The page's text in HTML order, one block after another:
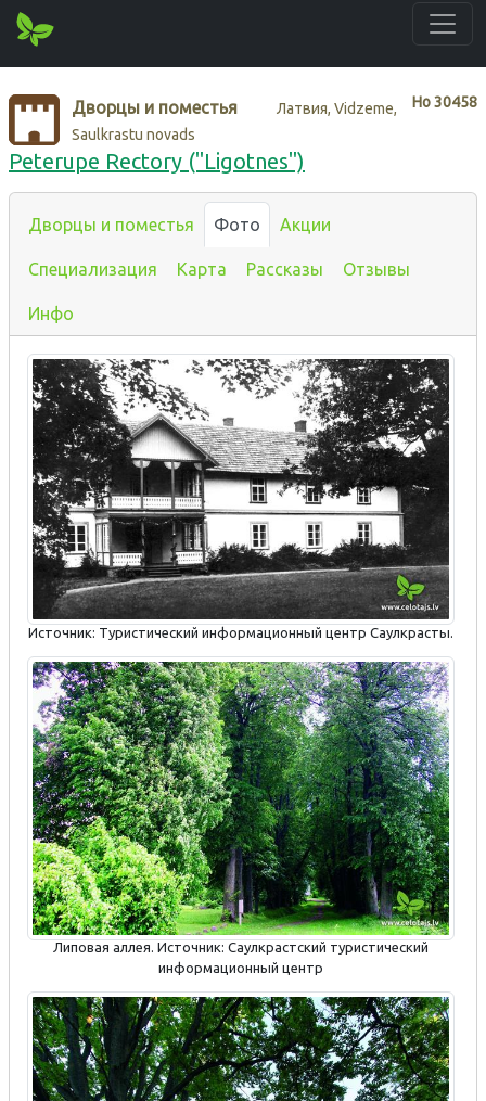
Нo30458
Дворцы и поместья
Латвия, Vidzeme,
Saulkrastu novads
Peterupe Rectory ("Ligotnes")
Дворцы и поместья Фото Акции
Специализация Карта Рассказы Отзывы
Инфо
Источник: Туристический информационный центр Саулкрасты.
Липовая аллея. Источник: Саулкрастский туристический
информационный центр